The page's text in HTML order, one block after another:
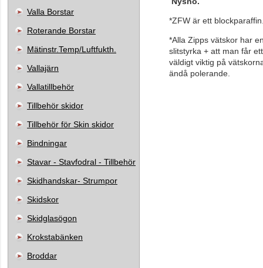
Valla Borstar
Roterande Borstar
Mätinstr.Temp/Luftfukth.
Vallajärn
Vallatillbehör
Tillbehör skidor
Tillbehör för Skin skidor
Bindningar
Stavar - Stavfodral - Tillbehör
Skidhandskar- Strumpor
Skidskor
Skidglasögon
Krokstabänken
Broddar
*ZFW är ett
*Alla Zipps vätskor har
slitstyrka + att man får
väldigt viktig på
ändå polerande.